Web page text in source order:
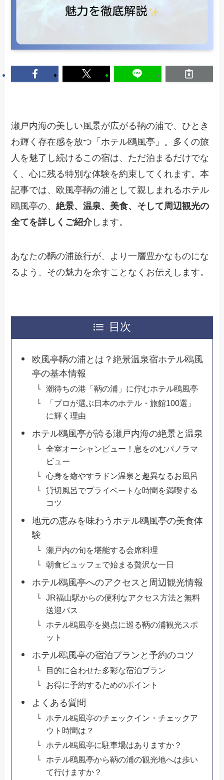
瀬戸内海の美しい風景が広がる鞆の浦で、ひとき
わ輝く存在感を放つ「ホテル鴎風亭」。多くの旅
人を魅了し続けるこの宿は、ただ泊まるだけでな
く、心に残る特別な体験を約束してくれます。本
記事では、欧風亭鞆の浦として親しまれるホテル
鴎風亭の、絶景、温泉、美食、そして周辺観光の
全てを詳しくご紹介します。
あなたの鞆の浦旅行が、より一層豊かなものにな
るよう、その魅力を余すことなくお伝えします。
目次
欧風亭鞆の浦とは？絶景温泉宿ホテル鴎風
亭の基本情報
潮待ちの港「鞆の浦」に佇むホテル鴎風亭
「プロが選ぶ日本のホテル・旅館100選」
に輝く理由
ホテル鴎風亭が誇る瀬戸内海の絶景と温泉
全室オーシャンビュー！息をのむパノラマ
ビュー
心身を癒やすラドン温泉と趣異なるお風呂
貸切風呂でプライベートな時間を満喫する
コツ
地元の恵みを味わうホテル鴎風亭の美食体
験
瀬戸内の旬を堪能する会席料理
朝食ビュッフェで始まる贅沢な一日
ホテル鴎風亭へのアクセスと周辺観光情報
JR福山駅からの便利なアクセス方法と無料
送迎バス
ホテル鴎風亭を拠点に巡る鞆の浦観光スポ
ット
ホテル鴎風亭の宿泊プランと予約のコツ
目的に合わせた多彩な宿泊プラン
お得に予約するためのポイント
よくある質問
ホテル鴎風亭のチェックイン・チェックア
ウト時間は？
ホテル鴎風亭に駐車場はありますか？
ホテル鴎風亭から鞆の浦の観光地へは歩い
て行けますか？